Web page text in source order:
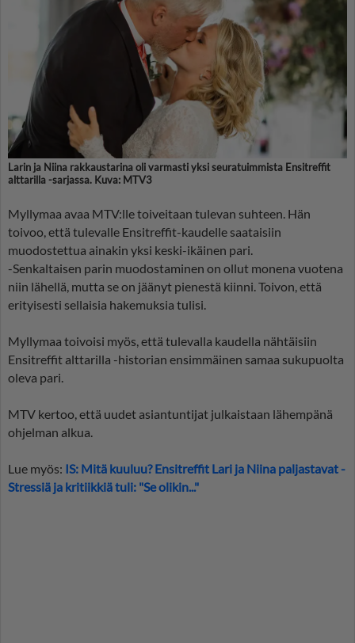
Larin ja Niina rakkaustarina oli varmasti yksi seuratuimmista Ensitreffit
alttarilla -sarjassa. Kuva: MTV3
Myllymaa avaa MTV:lle toiveitaan tulevan suhteen. Hän
toivoo, että tulevalle Ensitreffit-kaudelle saataisiin
muodostettua ainakin yksi keski-ikäinen pari.
-Senkaltaisen parin muodostaminen on ollut monena vuotena
niin lähellä, mutta se on jäänyt pienestä kiinni. Toivon, että
erityisesti sellaisia hakemuksia tulisi.
Myllymaa toivoisi myös, että tulevalla kaudella nähtäisiin
Ensitreffit alttarilla -historian ensimmäinen samaa sukupuolta
oleva pari.
MTV kertoo, että uudet asiantuntijat julkaistaan lähempänä
ohjelman alkua.
Lue myös: IS: Mitä kuuluu? Ensitreffit Lari ja Niina paljastavat -
Stressiä ja kritiikkiä tuli: "Se olikin..."